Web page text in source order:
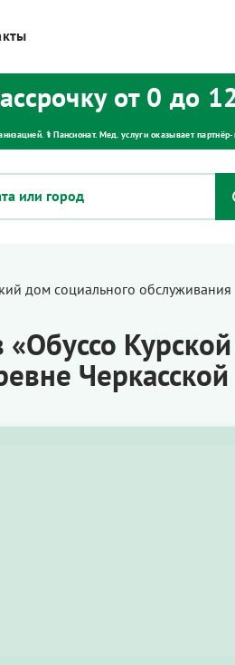
от 0 до
⚕ Пансионат. Мед. услуги оказывает
дом социального обслуживания